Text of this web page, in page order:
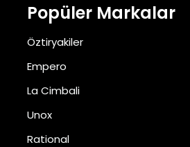
Popüler Markalar
Öztiryakiler
Empero
La Cimbali
Unox
Rational